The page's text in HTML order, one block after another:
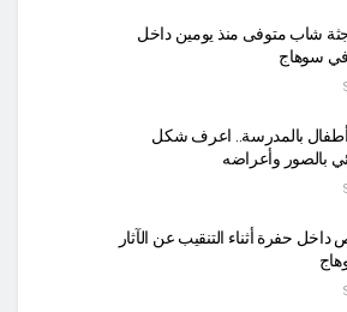
شاب متوفى منذ يومين داخل
في سوهاج
إصابة 6 أطفال بالمدرسة.. اعرف شكل
بالصور وأعراضه
حفرة أثناء التنقيب عن الآثار